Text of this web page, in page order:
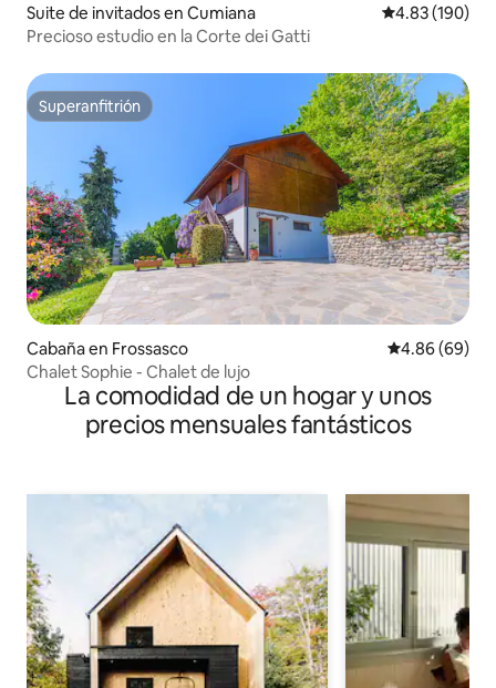
Suite de invitados en Cumiana Calificación
4.83 (190)
Precioso estudio en la Corte dei Gatti
Superanfitrión
Superanfitrión
Cabaña en Frossasco Calificación
4.86 (69)
Chalet Sophie - Chalet de lujo
La comodidad de un hogar y unos
precios mensuales fantásticos